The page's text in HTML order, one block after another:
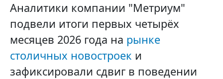
Аналитики компании "Метриум"
подвели итоги первых четырёх
месяцев 2026 года на рынке
столичных новостроек и
зафиксировали сдвиг в поведении